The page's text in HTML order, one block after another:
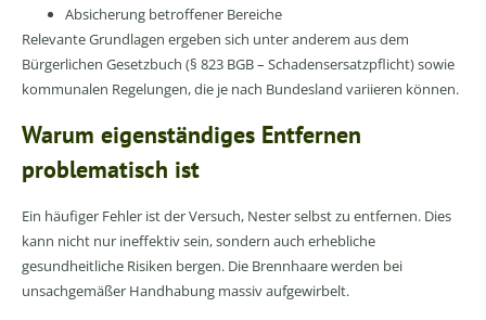
Absicherung betroffener Bereiche
Relevante Grundlagen ergeben sich unter anderem aus dem
Bürgerlichen Gesetzbuch (§ 823 BGB – Schadensersatzpflicht) sowie
kommunalen Regelungen, die je nach Bundesland variieren können.
Warum eigenständiges Entfernen
problematisch ist
Ein häufiger Fehler ist der Versuch, Nester selbst zu entfernen. Dies
kann nicht nur ineffektiv sein, sondern auch erhebliche
gesundheitliche Risiken bergen. Die Brennhaare werden bei
unsachgemäßer Handhabung massiv aufgewirbelt.